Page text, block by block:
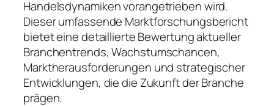
Handelsdynamiken vorangetrieben wird.
Dieser umfassende Marktforschungsbericht
bietet eine detaillierte Bewertung aktueller
Branchentrends, Wachstumschancen,
Marktherausforderungen und strategischer
Entwicklungen, die die Zukunft der Branche
prägen.